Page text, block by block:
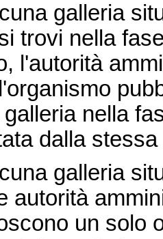
galleria
trovi nella
l'autorità
nella
dalla
galleria
autorità
un solo